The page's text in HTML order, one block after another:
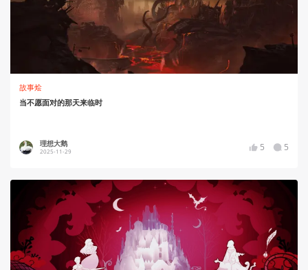
故事烩
当不愿面对的那天来临时
理想大鹅
2025-11-29 5 5